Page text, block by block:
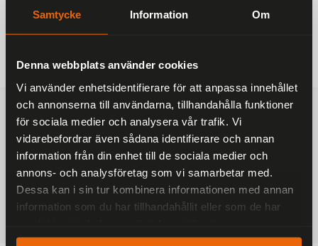
Samtycke Information Om
Denna webbplats använder cookies
Vi använder enhetsidentifierare för att anpassa innehållet
och annonserna till användarna, tillhandahålla funktioner
för sociala medier och analysera vår trafik. Vi
vidarebefordrar även sådana identifierare och annan
information från din enhet till de sociala medier och
annons- och analysföretag som vi samarbetar med.
Dessa kan i sin tur kombinera informationen med annan
information som du har tillhandahållit eller som de har
187 kr
249 kr
FRAKTFRITT
På alla ordrar över 2000 kr
1-3 DAGAR LEVERANS
Inom Sverige med DHL
SÄKRA BETALNINGAR
Betalkort, Klarna eller Swish